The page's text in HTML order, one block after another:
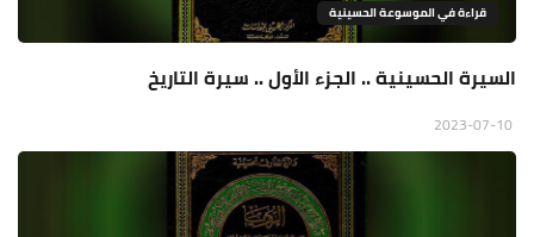
قراءة في الموسوعة الحسينية
السيرة الحسينية .. الجزء الأول .. سيرة التاريخ